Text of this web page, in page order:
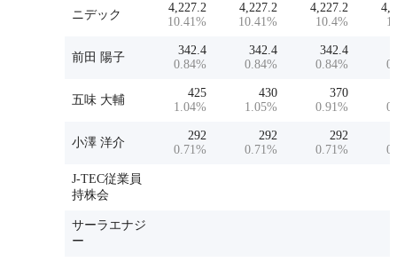
ニデック
4,227.2
10.41%
4,227.2
10.41%
4,227.2
10.4%
前田 陽子
342.4
0.84%
342.4
0.84%
342.4
0.84%
五味 大輔
425
1.04%
430
1.05%
370
0.91%
小澤 洋介
292
0.71%
292
0.71%
292
0.71%
J-TEC従業員
持株会
サーラエナジ
ー